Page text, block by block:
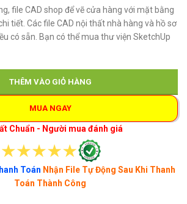
file CAD shop để vẽ cửa hàng với mặt bằng
tiết. Các file CAD nội thất nhà hàng và hồ sơ
có sẵn. Bạn có thể mua thư viện SketchUp
THÊM VÀO GIỎ HÀNG
MUA NGAY
Chuẩn - Người mua đánh giá
Toán Nhận File Tự Động Sau Khi Thanh
Toán Thành Công